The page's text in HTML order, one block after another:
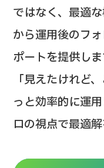
ではなく、最適
から運用後のフ
ポートを提供しま
「見えたけれど
っと効率的に運
ロの視点で最適解